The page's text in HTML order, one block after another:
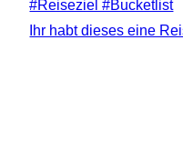
Ihr habt dieses eine